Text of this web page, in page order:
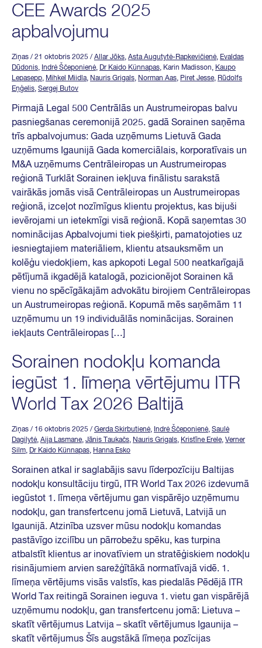
CEE Awards 2025
apbalvojumu
Ziņas / 21 oktobris 2025 / Allar Jõks, Asta Augutytė-Rapkevičienė, Evaldas
Dūdonis, Indrė Ščeponienė, Dr Kaido Künnapas, Karin Madisson, Kaupo
Lepasepp, Mihkel Miidla, Nauris Grigals, Norman Aas, Piret Jesse, Rūdolfs
Eņģelis, Sergej Butov
Pirmajā Legal 500 Centrālās un Austrumeiropas balvu
pasniegšanas ceremonijā 2025. gadā Sorainen saņēma
trīs apbalvojumus: Gada uzņēmums Lietuvā Gada
uzņēmums Igaunijā Gada komerciālais, korporatīvais un
M&A uzņēmums Centrāleiropas un Austrumeiropas
reģionā Turklāt Sorainen iekļuva finālistu sarakstā
vairākās jomās visā Centrāleiropas un Austrumeiropas
reģionā, izceļot nozīmīgus klientu projektus, kas bijuši
ievērojami un ietekmīgi visā reģionā. Kopā saņemtas 30
nominācijas Apbalvojumi tiek piešķirti, pamatojoties uz
iesniegtajiem materiāliem, klientu atsauksmēm un
kolēģu viedokļiem, kas apkopoti Legal 500 neatkarīgajā
pētījumā ikgadējā katalogā, pozicionējot Sorainen kā
vienu no spēcīgākajām advokātu birojiem Centrāleiropas
un Austrumeiropas reģionā. Kopumā mēs saņēmām 11
uzņēmumu un 19 individuālās nominācijas. Sorainen
iekļauts Centrāleiropas […]
Sorainen nodokļu komanda
iegūst 1. līmeņa vērtējumu ITR
World Tax 2026 Baltijā
Ziņas / 16 oktobris 2025 / Gerda Skirbutienė, Indrė Ščeponienė, Saulė
Dagilytė, Aija Lasmane, Jānis Taukačs, Nauris Grigals, Kristīne Erele, Verner
Silm, Dr Kaido Künnapas, Hanna Esko
Sorainen atkal ir saglabājis savu līderpozīciju Baltijas
nodokļu konsultāciju tirgū, ITR World Tax 2026 izdevumā
iegūstot 1. līmeņa vērtējumu gan vispārējo uzņēmumu
nodokļu, gan transfertcenu jomā Lietuvā, Latvijā un
Igaunijā. Atzinība uzsver mūsu nodokļu komandas
pastāvīgo izcilību un pārrobežu spēku, kas turpina
atbalstīt klientus ar inovatīviem un stratēģiskiem nodokļu
risinājumiem arvien sarežģītākā normatīvajā vidē. 1.
līmeņa vērtējums visās valstīs, kas piedalās Pēdējā ITR
World Tax reitingā Sorainen ieguva 1. vietu gan vispārējā
uzņēmumu nodokļu, gan transfertcenu jomā: Lietuva –
skatīt vērtējumus Latvija – skatīt vērtējumus Igaunija –
skatīt vērtējumus Šīs augstākā līmeņa pozīcijas